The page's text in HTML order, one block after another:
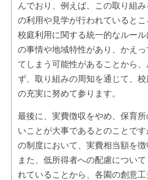
んでおり、例えば、この取り組
の利用や見学が行われているとこ
校庭利用に関する統一的なルー
の事情や地域特性があり、かえ
てしまう可能性があることから
ず、取り組みの周知を通じて、
の充実に努めて参ります。
最後に、実費徴収をやめ、保育
いことが大事であるとのことで
の制度において、実費相当額を徴
また、低所得者への配慮につい
れていることから、各園の創意